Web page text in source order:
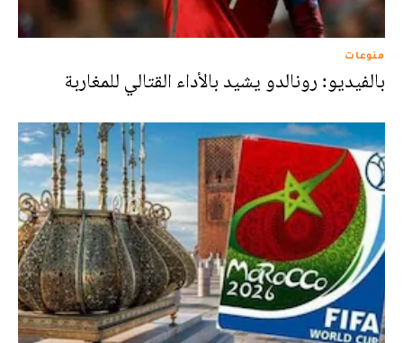
منوعات
بالفيديو: رونالدو يشيد بالأداء القتالي للمغاربة